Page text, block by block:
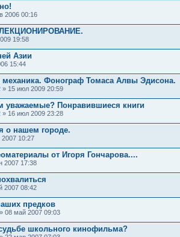
2006 00:16
19:58
Азии
15:44
механика. Фонограф Томаса Алвы Эдисона.
» 15 июл 2009 20:59
уважаемые? Понравившиеся книги
» 16 июл 2009 23:28
о нашем городе.
2007 10:27
от Игоря Гончарова....
2007 17:38
2007 08:42
предков
» 08 май 2007 09:03
школьного кинофильма?